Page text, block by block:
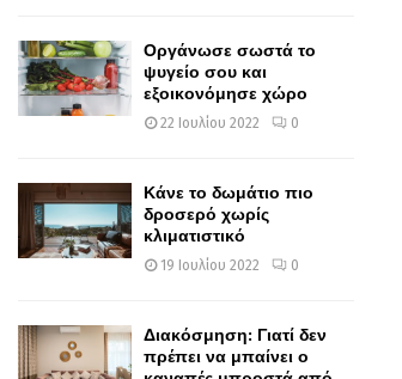
Οργάνωσε σωστά το
ψυγείο σου και
εξοικονόμησε χώρο
22 Ιουλίου 2022 0
Κάνε το δωμάτιο πιο
δροσερό χωρίς
κλιματιστικό
19 Ιουλίου 2022 0
Διακόσμηση: Γιατί δεν
πρέπει να μπαίνει ο